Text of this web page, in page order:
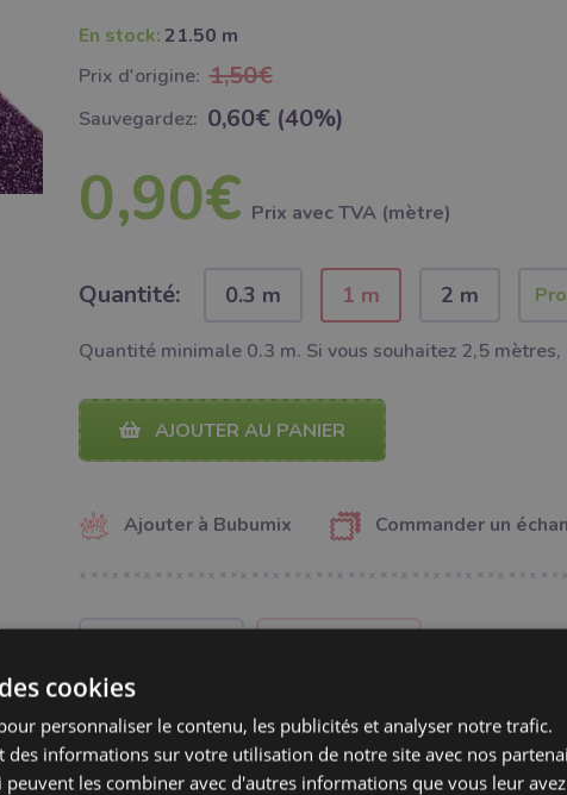
En stock:21.50 m
Prix ​​d'origine: 1,50€
Sauvegardez: 0,60€ (40%)
0,90€ Prix ​​avec TVA (mètre)
Quantité: 0.3 m 1 m 2 m
Quantité minimale 0.3 m. Si vous souhaitez 2,5
AJOUTER AU PANIER
Ajouter à Bubumix Commander un
Catégorie: Mercerie
cookies
personnaliser le contenu, les publicités et analyser notre trafic.
des informations sur votre utilisation de notre site avec nos
les combiner avec d'autres informations que vous leur avez